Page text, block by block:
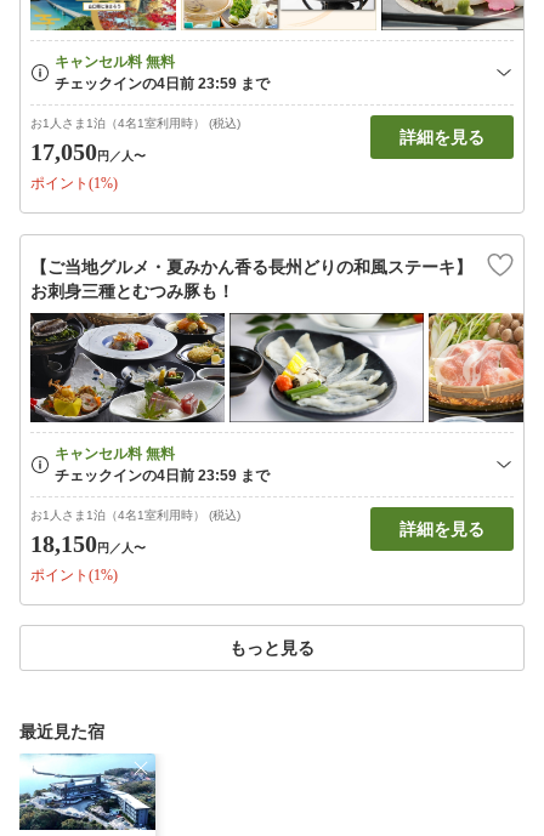
お1人さま1泊（4名1室利用時） (税込)
17,050円 ／人〜
ポイント(1%)
詳細を見る
【ご当地グルメ・夏みかん香る長州どりの和風ステーキ】
お刺身三種とむつみ豚も！
お1人さま1泊（4名1室利用時） (税込)
18,150円 ／人〜
ポイント(1%)
詳細を見る
もっと見る
最近見た宿